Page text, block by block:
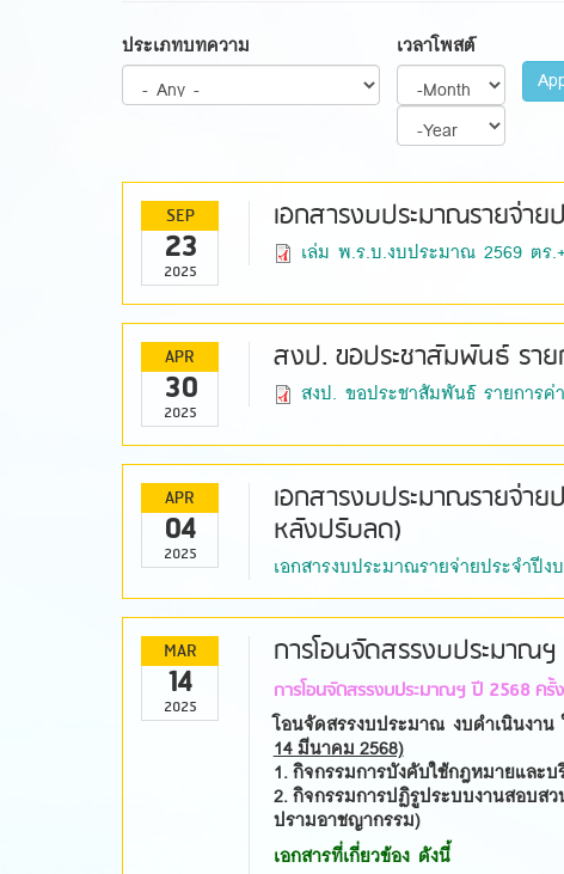
ประเภทบทความ เวลาโพสต์
Month
โพสต์
SEP
23
2025
เอกสารงบประมาณรายจ่า
เล่ม พ.ร.บ.งบประมาณ 2569 ตร
APR
30
2025
สงป. ขอประชาสัมพันธ์ ราย
สงป. ขอประชาสัมพันธ์ รายการค่
APR
04
2025
เอกสารงบประมาณรายจ่า
หลังปรับลด)
เอกสารงบประมาณรายจ่ายประจำ
MAR
14
2025
การโอนจัดสรรงบประมาณ
การโอนจัดสรรงบประมาณฯ ปี 2568 ครั้
โอนจัดสรรงบประมาณ งบดำเนินงา
14 มีนาคม 2568)
1. กิจกรรมการบังคับใช้กฎหมายและ
2. กิจกรรมการปฏิรูประบบงานสอบส
ปรามอาชญากรรม)
เอกสารที่เกี่ยวข้อง ดังนี้